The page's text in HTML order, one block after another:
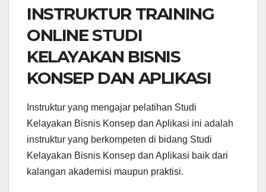
INSTRUKTUR TRAINING
ONLINE STUDI
KELAYAKAN BISNIS
KONSEP DAN APLIKASI
Instruktur yang mengajar pelatihan Studi
Kelayakan Bisnis Konsep dan Aplikasi ini adalah
instruktur yang berkompeten di bidang Studi
Kelayakan Bisnis Konsep dan Aplikasi baik dari
kalangan akademisi maupun praktisi.